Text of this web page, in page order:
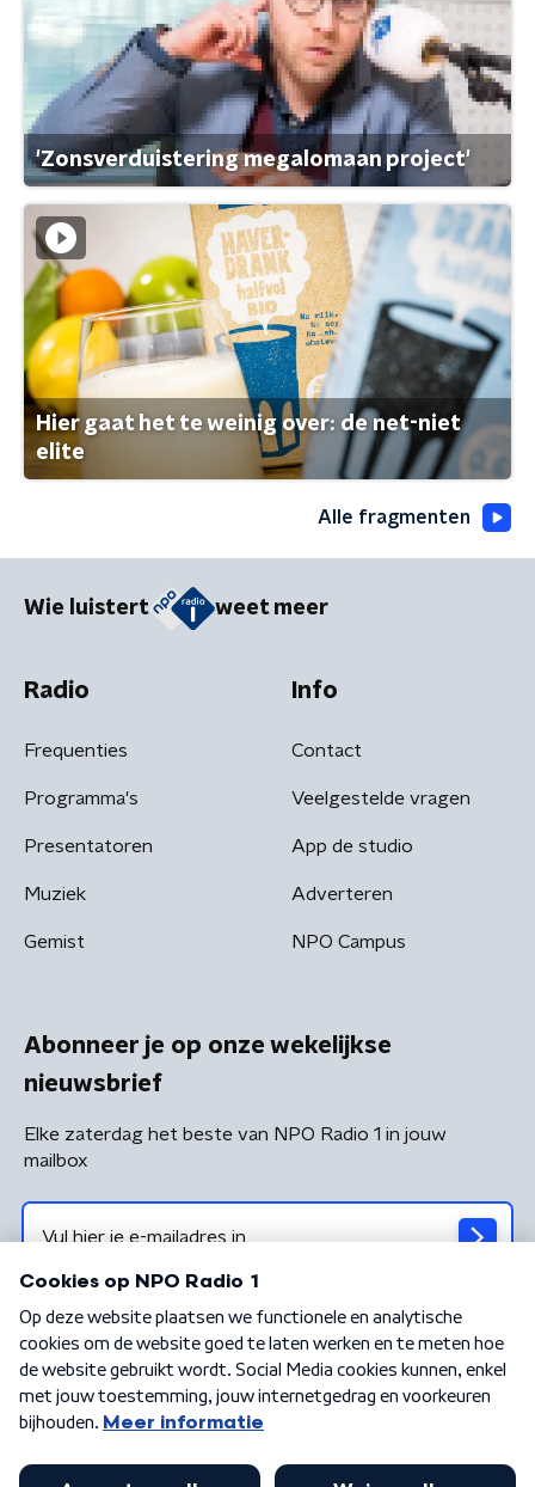
'Zonsverduistering megalomaan project'
Hier gaat het te weinig over: de net-niet
elite
Alle fragmenten
Wie luistert weet meer
Radio
Frequenties
Programma's
Presentatoren
Muziek
Gemist
Info
Contact
Veelgestelde vragen
App de studio
Adverteren
NPO Campus
Abonneer je op onze wekelijkse
nieuwsbrief
Elke zaterdag het beste van NPO Radio 1 in jouw
mailbox
Algemene voorwaarden Privacybeleid